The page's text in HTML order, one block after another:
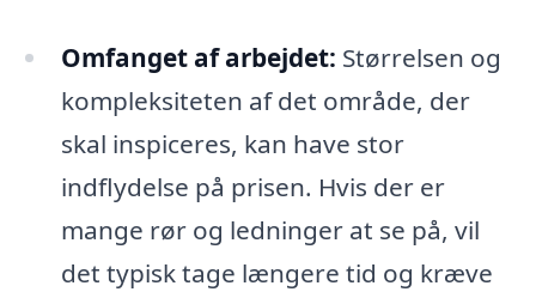
Omfanget af arbejdet: Størrelsen og
kompleksiteten af ​​det område, der
skal inspiceres, kan have stor
indflydelse på prisen. Hvis der er
mange rør og ledninger at se på, vil
det typisk tage længere tid og kræve